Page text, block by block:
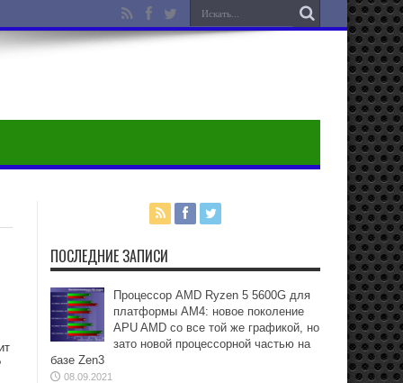
ПОСЛЕДНИЕ ЗАПИСИ
Процессор AMD Ryzen 5 5600G для
платформы АМ4: новое поколение
APU AMD со все той же графикой, но
зато новой процессорной частью на
базе Zen3
08.09.2021